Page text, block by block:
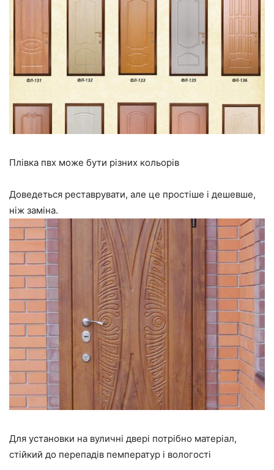
Плівка пвх може бути різних кольорів
Доведеться реставрувати, але це простіше і дешевше,
ніж заміна.
Для установки на вуличні двері потрібно матеріал,
стійкий до перепадів пемператур і вологості